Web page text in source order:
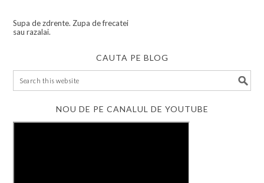
Supa de zdrente. Zupa de frecatei
sau razalai.
CAUTA PE BLOG
NOU DE PE CANALUL DE YOUTUBE